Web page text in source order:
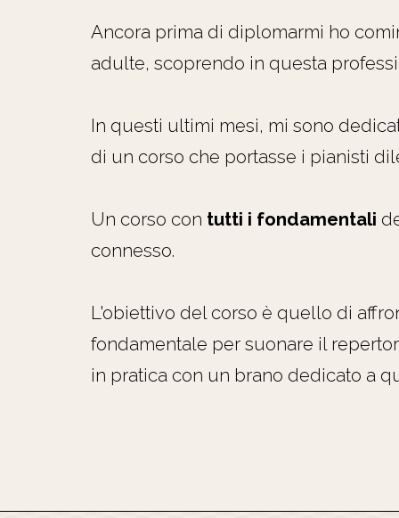
Ancora prima di diplomarmi ho
adulte, scoprendo in questa
In questi ultimi mesi, mi sono
di un corso che portasse i pianisti
Un corso con tutti i fondamentali
connesso.
L'obiettivo del corso è quello di
fondamentale per suonare il
in pratica con un brano dedicato a